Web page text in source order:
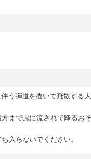
う弾道を描いて飛散する
まで風に流されて降るお
入らないでください。